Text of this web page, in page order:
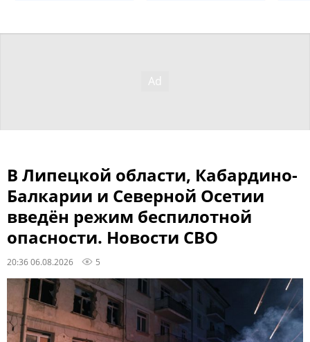
В Липецкой области, Кабардино-
Балкарии и Северной Осетии
введён режим беспилотной
опасности. Новости СВО
20:36 06.08.2026 5